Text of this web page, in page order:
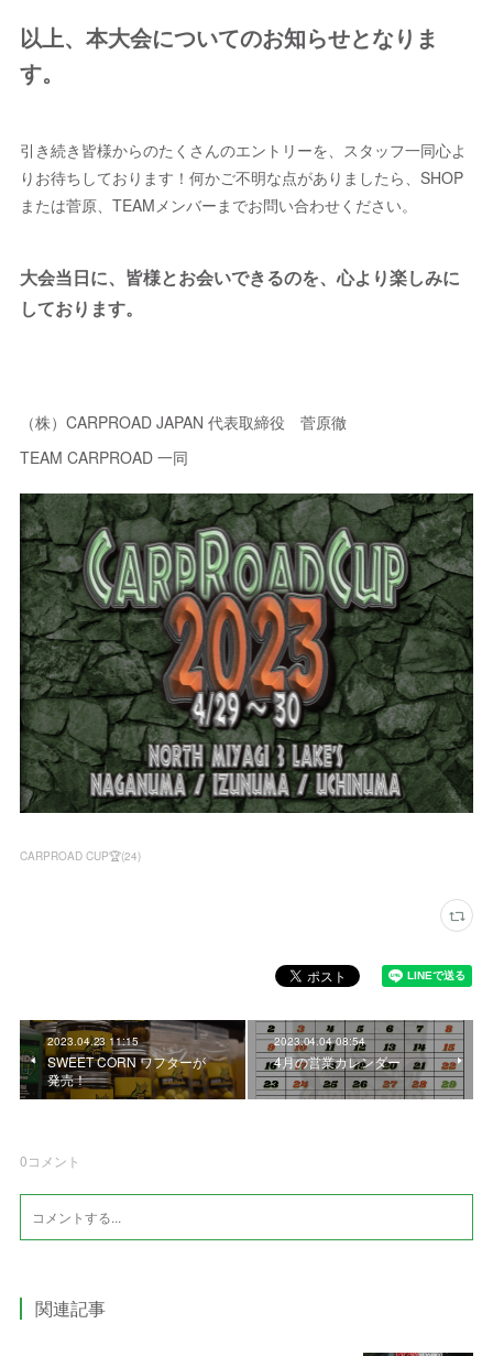
以上、本大会についてのお知らせとなりま
す。
引き続き皆様からのたくさんのエントリーを、スタッフ一同心よ
りお待ちしております！何かご不明な点がありましたら、SHOP
または菅原、TEAMメンバーまでお問い合わせください。
大会当日に、皆様とお会いできるのを、心より楽しみに
しております。
（株）CARPROAD JAPAN 代表取締役 菅原徹
TEAM CARPROAD 一同
CARPROAD CUP🏆(24)
2023.04.23 11:15
SWEET CORN ワフターが
発売！
2023.04.04 08:54
4月の営業カレンダー
0コメント
関連記事